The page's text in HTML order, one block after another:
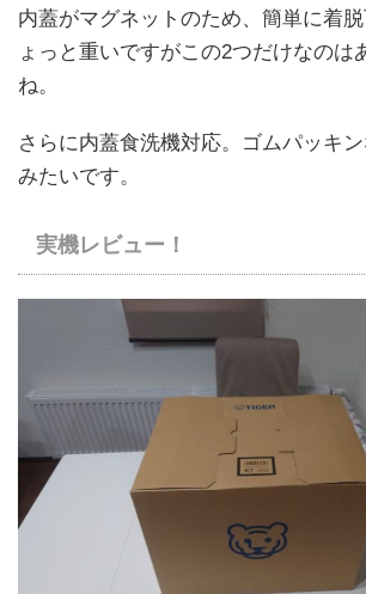
内蓋がマグネットのため、簡単に着
ょっと重いですがこの2つだけなのは
ね。
さらに内蓋食洗機対応。ゴムパッキ
みたいです。
実機レビュー！